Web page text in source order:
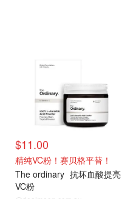
$11.00
精纯VC粉！赛贝格平替！
The ordinary 抗坏血酸提亮
VC粉